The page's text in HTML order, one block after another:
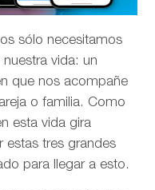
sólo necesitamos
vida: un
que nos acompañe
o familia. Como
esta vida gira
estas tres grandes
para llegar a esto.